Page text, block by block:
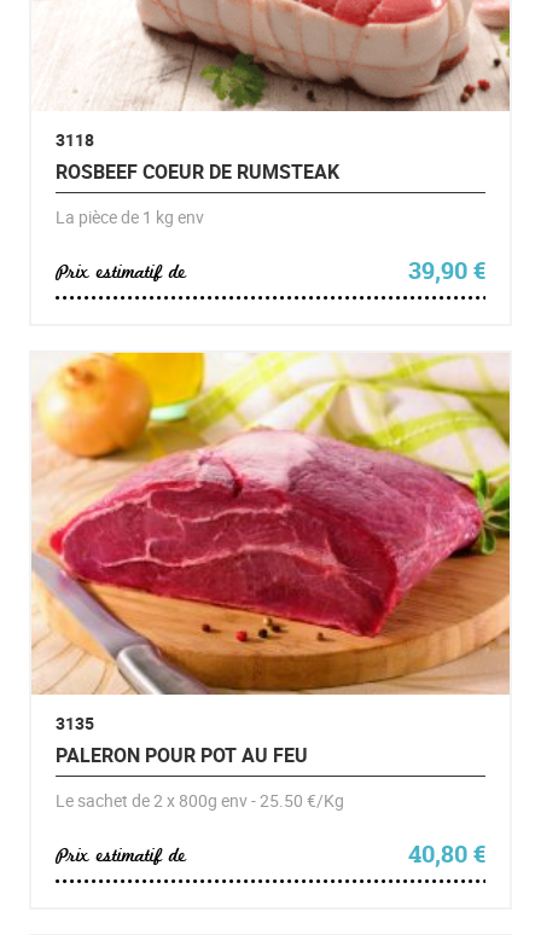
3118
ROSBEEF COEUR DE RUMSTEAK
La pièce de 1 kg env
Prix estimatif de 39,90€
3135
PALERON POUR POT AU FEU
Le sachet de 2 x 800g env - 25.50 €/Kg
Prix estimatif de 40,80€